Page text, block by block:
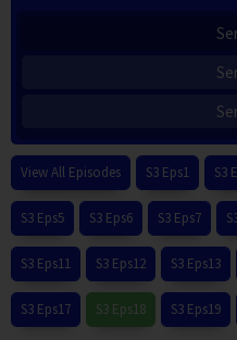
View All Episodes S3 Eps1 S3
S3 Eps5 S3 Eps6 S3 Eps7
S3 Eps11 S3 Eps12 S3 Eps13
S3 Eps17 S3 Eps18 S3 Eps19